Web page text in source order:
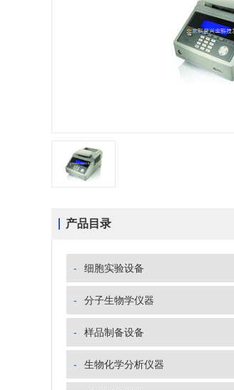
产品目录
- 细胞实验设备
- 分子生物学仪器
- 样品制备设备
- 生物化学分析仪器